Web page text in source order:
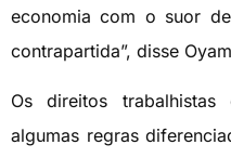
economia com o suor
contrapartida”, disse
Os direitos
algumas regras